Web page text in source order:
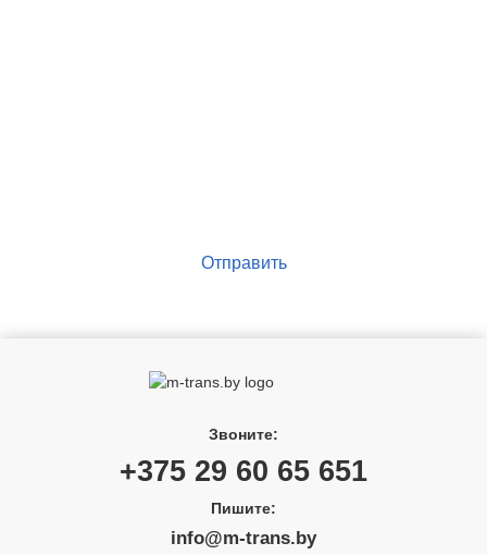
Отправить
+375 29 60 65 651
info@m-trans.by